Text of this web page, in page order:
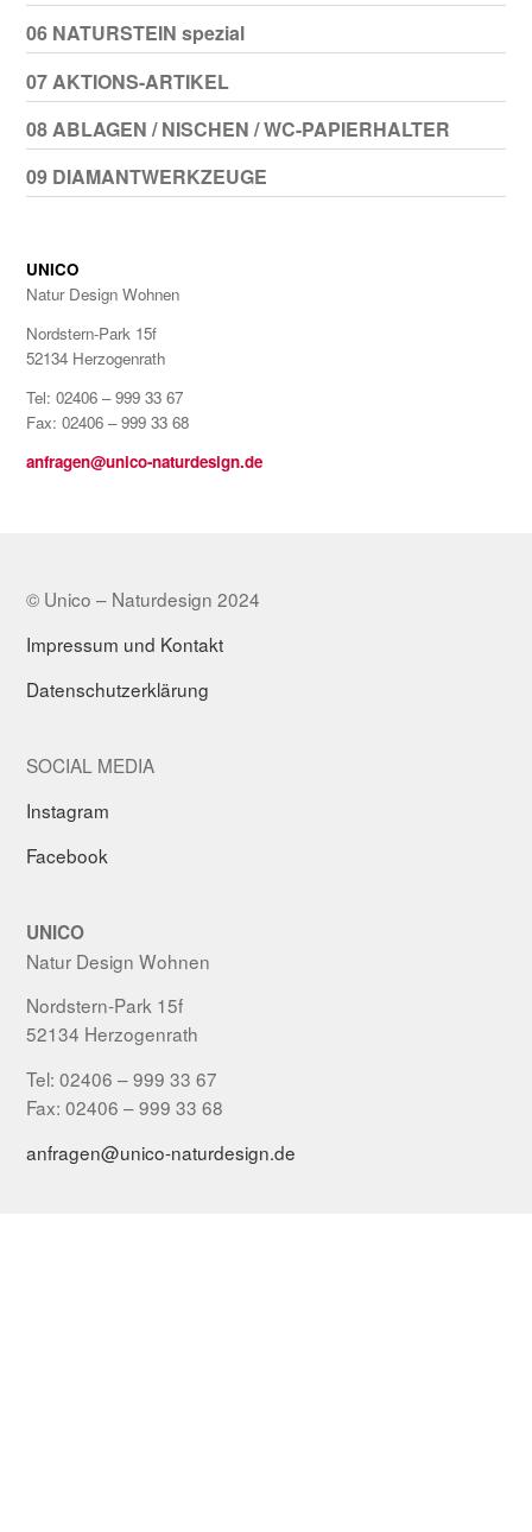
06 NATURSTEIN spezial
07 AKTIONS-ARTIKEL
08 ABLAGEN / NISCHEN / WC-PAPIERHALTER
09 DIAMANTWERKZEUGE
UNICO
Natur Design Wohnen
Nordstern-Park 15f
52134 Herzogenrath
Tel: 02406 – 999 33 67
Fax: 02406 – 999 33 68
anfragen@unico-naturdesign.de
© Unico – Naturdesign 2024
Impressum und Kontakt
Datenschutzerklärung
SOCIAL MEDIA
Instagram
Facebook
UNICO
Natur Design Wohnen
Nordstern-Park 15f
52134 Herzogenrath
Tel: 02406 – 999 33 67
Fax: 02406 – 999 33 68
anfragen@unico-naturdesign.de